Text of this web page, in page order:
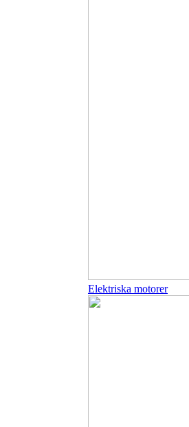
Elektriska motorer